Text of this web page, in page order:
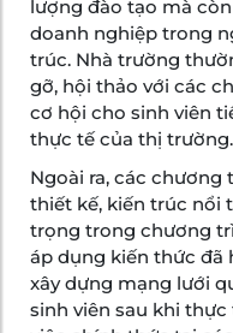
lượng đào tạo mà
doanh nghiệp trong
trúc. Nhà trường
gỡ, hội thảo với các
cơ hội cho sinh viên
thực tế của thị trường.
Ngoài ra, các
thiết kế, kiến trúc nổi
trọng trong chương
áp dụng kiến thức đã
xây dựng mạng lưới
sinh viên sau khi